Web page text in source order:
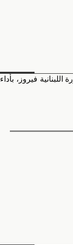
فيروز، بأداء